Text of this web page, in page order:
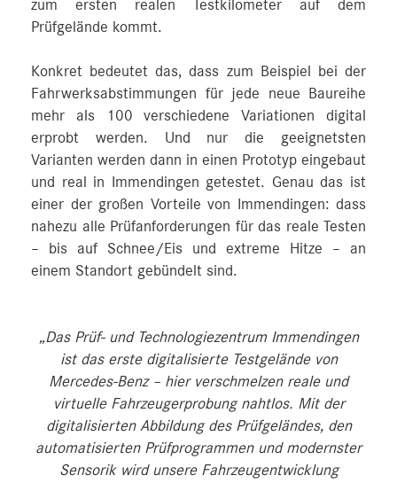
zum ersten realen Testkilometer auf dem
Prüfgelände kommt.
Konkret bedeutet das, dass zum Beispiel bei der
Fahrwerksabstimmungen für jede neue Baureihe
mehr als 100 verschiedene Variationen digital
erprobt werden. Und nur die geeignetsten
Varianten werden dann in einen Prototyp eingebaut
und real in Immendingen getestet. Genau das ist
einer der großen Vorteile von Immendingen: dass
nahezu alle Prüfanforderungen für das reale Testen
– bis auf Schnee/Eis und extreme Hitze – an
einem Standort gebündelt sind.
„Das Prüf- und Technologiezentrum Immendingen
ist das erste digitalisierte Testgelände von
Mercedes‑Benz – hier verschmelzen reale und
virtuelle Fahrzeugerprobung nahtlos. Mit der
digitalisierten Abbildung des Prüfgeländes, den
automatisierten Prüfprogrammen und modernster
Sensorik wird unsere Fahrzeugentwicklung